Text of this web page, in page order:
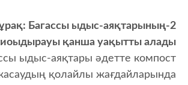
сұрақ: Багассы ыдыс-аяқтарының
қанша уақытты алады?
ыдыс-аяқтары әдетте компост
қолайлы жағдайларында